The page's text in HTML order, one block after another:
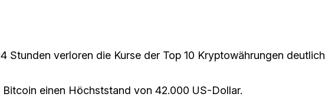
Stunden verloren die Kurse der Top 10 Kryptowährungen deutlich
einen Höchststand von 42.000 US-Dollar.